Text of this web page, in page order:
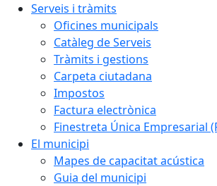
Serveis i tràmits
Oficines municipals
Catàleg de Serveis
Tràmits i gestions
Carpeta ciutadana
Impostos
Factura electrònica
Finestreta Única Empresarial
El municipi
Mapes de capacitat acústica
Guia del municipi